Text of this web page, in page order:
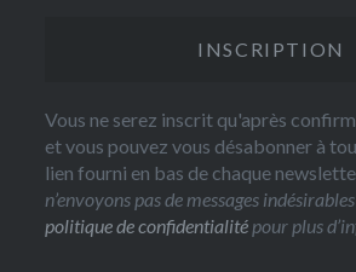
Vous ne serez inscrit qu'après
et vous pouvez vous désabonner à
lien fourni en bas de chaque
n’envoyons pas de messages
politique de confidentialité pour plus